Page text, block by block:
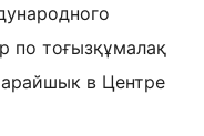
по тоғызқұмалақ
в Центре